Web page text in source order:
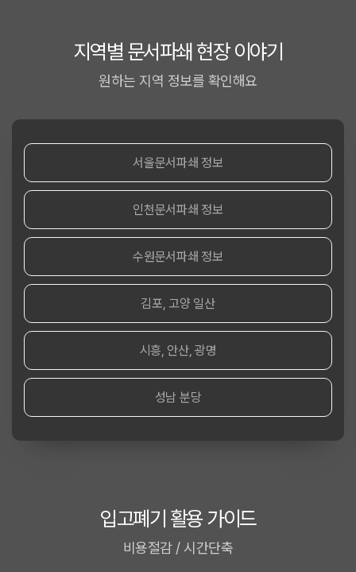
지역별 문서파쇄 현장 이야기
원하는 지역 정보를 확인해요
서울문서파쇄 정보
인천문서파쇄 정보
수원문서파쇄 정보
김포, 고양 일산
시흥, 안산, 광명
성남 분당
입고폐기 활용 가이드
비용절감 / 시간단축